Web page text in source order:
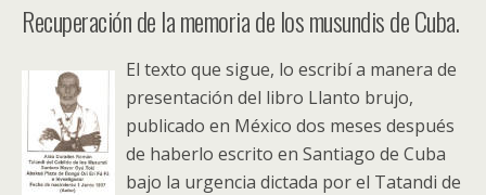
Recuperación de la memoria de los musundis de Cuba.
El texto que sigue, lo escribí a manera de
presentación del libro Llanto brujo,
publicado en México dos meses después
de haberlo escrito en Santiago de Cuba
bajo la urgencia dictada por el Tatandi de